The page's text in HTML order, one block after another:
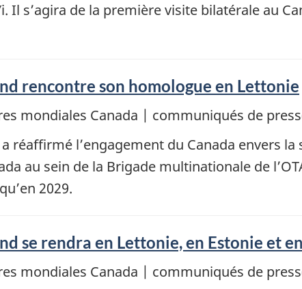
Il s’agira de la première visite bilatérale au
rencontre son homologue en Lettonie
mondiales Canada | communiqués de
réaffirmé l’engagement du Canada envers
au sein de la Brigade multinationale de
2029.
se rendra en Lettonie, en Estonie et
mondiales Canada | communiqués de